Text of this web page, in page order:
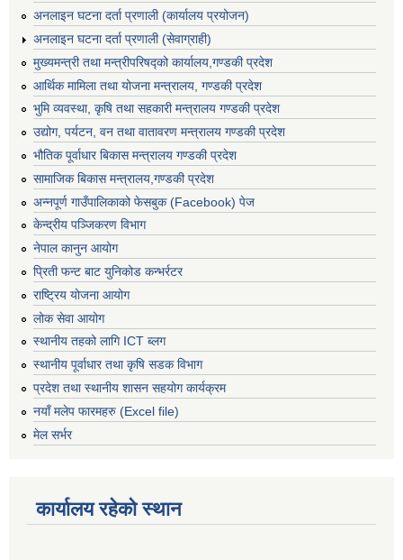
अनलाइन घटना दर्ता प्रणाली (कार्यालय प्रयोजन)
अनलाइन घटना दर्ता प्रणाली (सेवाग्राही)
मुख्यमन्त्री तथा मन्त्रीपरिषद्को कार्यालय,गण्डकी प्रदेश
आर्थिक मामिला तथा योजना मन्त्रालय, गण्डकी प्रदेश
भुमि व्यवस्था, कृषि तथा सहकारी मन्त्रालय गण्डकी प्रदेश
उद्योग, पर्यटन, वन तथा वातावरण मन्त्रालय गण्डकी प्रदेश
भौतिक पूर्वाधार बिकास मन्त्रालय गण्डकी प्रदेश
सामाजिक बिकास मन्त्रालय,गण्डकी प्रदेश
अन्नपूर्ण गाउँपालिकाको फेसबुक (Facebook) पेज
केन्द्रीय पञ्जिकरण विभाग
नेपाल कानुन आयोग
प्रिती फन्ट बाट युनिकोड कन्भर्रटर
राष्ट्रिय योजना आयोग
लोक सेवा आयोग
स्थानीय तहको लागि ICT ब्लग
स्थानीय पूर्वाधार तथा कृषि सडक विभाग
प्रदेश तथा स्थानीय शासन सहयोग कार्यक्रम
नयाँ मलेप फारमहरु (Excel file)
मेल सर्भर
कार्यालय रहेको स्थान